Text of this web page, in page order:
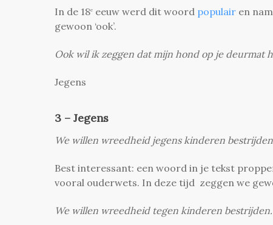
In de 18e eeuw werd dit woord populair en
gewoon ‘ook’.
Ook wil ik zeggen dat mijn hond op je deurmat
Jegens
3 – Jegens
We willen wreedheid jegens kinderen
Best interessant: een woord in je tekst
vooral ouderwets. In deze tijd zeggen we
We willen wreedheid tegen kinderen bestrijden.